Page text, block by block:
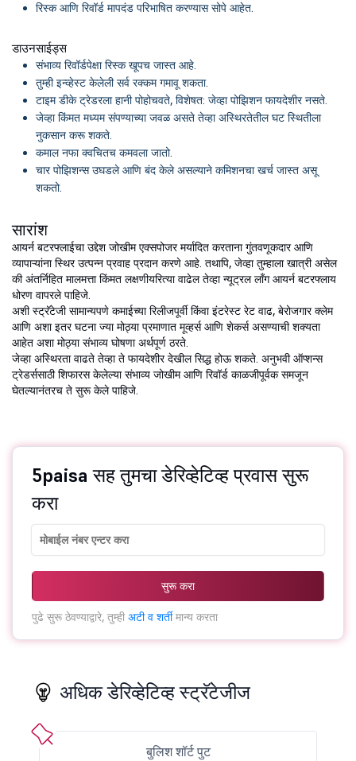
रिस्क आणि रिवॉर्ड मापदंड परिभाषित करण्यास सोपे आहेत.
डाउनसाईड्स
संभाव्य रिवॉर्डपेक्षा रिस्क खूपच जास्त आहे.
तुम्ही इन्व्हेस्ट केलेली सर्व रक्कम गमावू शकता.
टाइम डीके ट्रेडरला हानी पोहोचवते, विशेषत: जेव्हा पोझिशन फायदेशीर नसते.
जेव्हा किंमत मध्यम संपण्याच्या जवळ असते तेव्हा अस्थिरतेतील घट स्थितीला
नुकसान करू शकते.
कमाल नफा क्वचितच कमवला जातो.
चार पोझिशन्स उघडले आणि बंद केले असल्याने कमिशनचा खर्च जास्त असू
शकतो.
सारांश
आयर्न बटरफ्लाईचा उद्देश जोखीम एक्सपोजर मर्यादित करताना गुंतवणूकदार आणि
व्यापाऱ्यांना स्थिर उत्पन्न प्रवाह प्रदान करणे आहे. तथापि, जेव्हा तुम्हाला खात्री असेल
की अंतर्निहित मालमत्ता किंमत लक्षणीयरित्या वाढेल तेव्हा न्यूट्रल लॉंग आयर्न बटरफ्लाय
धोरण वापरले पाहिजे.
अशी स्ट्रॅटेजी सामान्यपणे कमाईच्या रिलीजपूर्वी किंवा इंटरेस्ट रेट वाढ, बेरोजगार क्लेम
आणि अशा इतर घटना ज्या मोठ्या प्रमाणात मूव्हर्स आणि शेकर्स असण्याची शक्यता
आहेत अशा मोठ्या संभाव्य घोषणा अर्थपूर्ण ठरते.
जेव्हा अस्थिरता वाढते तेव्हा ते फायदेशीर देखील सिद्ध होऊ शकते. अनुभवी ऑप्शन्स
ट्रेडर्ससाठी शिफारस केलेल्या संभाव्य जोखीम आणि रिवॉर्ड काळजीपूर्वक समजून
घेतल्यानंतरच ते सुरू केले पाहिजे.
5paisa सह तुमचा डेरिव्हेटिव्ह प्रवास सुरू
करा
सुरू करा
पुढे सुरू ठेवण्याद्वारे, तुम्ही अटी व शर्तीमान्य करता
अधिक डेरिव्हेटिव्ह स्ट्रॅटेजीज
बुलिश शॉर्ट पुट